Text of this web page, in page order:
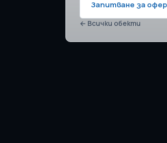
Запитване за
← Всички обекти